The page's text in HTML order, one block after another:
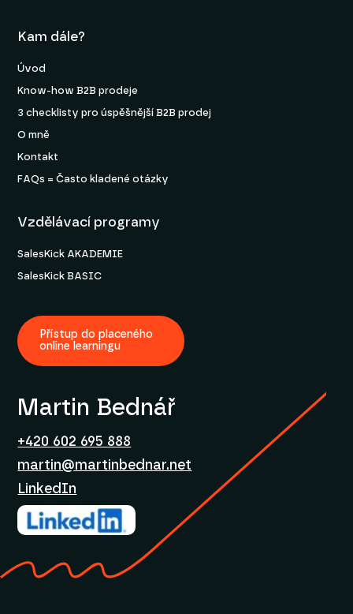
Kam dále?
Úvod
Know-how B2B prodeje
3 checklisty pro úspěšnější B2B prodej
O mně
Kontakt
FAQs = Často kladené otázky
Vzdělávací programy
SalesKick AKADEMIE
SalesKick BASIC
Přístup do placeného
online learningu
Martin Bednář
+420 602 695 888
martin@martinbednar.net
LinkedIn